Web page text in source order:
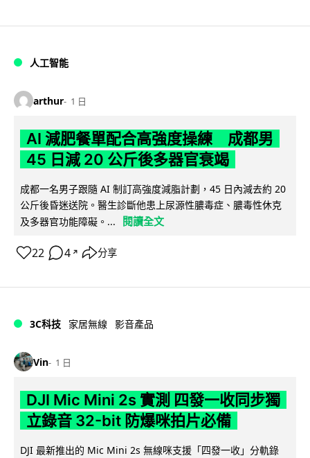
人工智能
arthur 1 日
AI 減肥餐單配合高強度操練 成都男
45 日減 20 公斤後多器官衰竭
成都一名男子跟隨 AI 制訂高強度減脂計劃，45 日內減去約 20
公斤後昏迷送院。醫生診斷他患上尿源性膿毒症、膿毒性休克
及多器官功能障礙。...
閱讀全文
22 4 ↗ 分享
3C科技 家居無線 影音產品
Vin 1 日
DJI Mic Mini 2s 實測 四發一收同步獨
立錄音 32-bit 防爆咪拍片必備
DJI 最新推出的 Mic Mini 2s 無線咪支援「四發一收」分軌錄